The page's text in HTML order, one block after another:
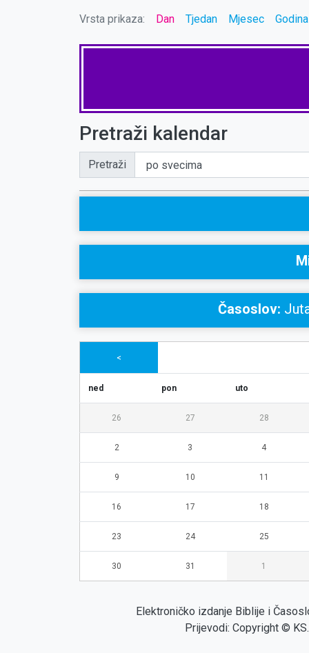
Vrsta prikaza: Dan Tjedan Mjesec Godina
Pretraži kalendar
Pretraži
Časoslov:
<
ned pon uto
26 27 28
2 3 4
9 10 11
16 17 18
23 24 25
30 31 1
Elektroničko izdanje Biblije i
Prijevodi: Copyright ©